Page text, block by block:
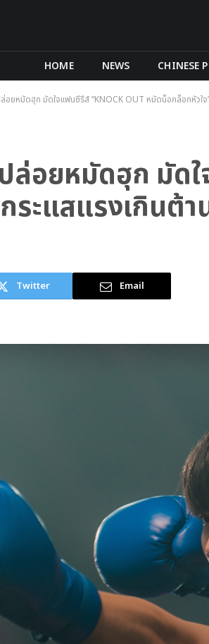
HOME NEWS CHINESE
ล่อยหมัดฮุก มัดใจแฟนซีรีส์ “KNOCK OUT หมัดน็อกล็อกหัวใ
ล่อยหมัดฮุก มัด
ระแสแรงเกินต้
Twitter Email